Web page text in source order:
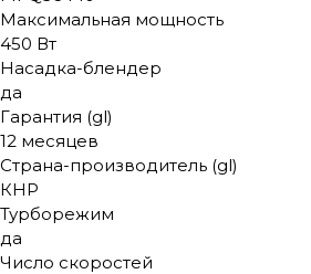
Максимальная мощность
450 Вт
Насадка-блендер
да
Гарантия (gl)
12 месяцев
Страна-производитель (gl)
КНР
Турборежим
да
Число скоростей